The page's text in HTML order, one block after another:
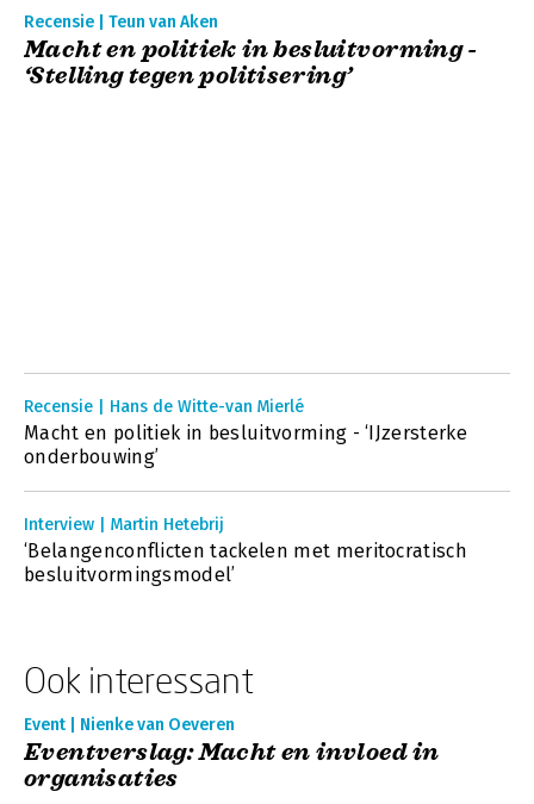
Recensie | Teun van Aken
Macht en politiek in besluitvorming -
‘Stelling tegen politisering’
Recensie | Hans de Witte-van Mierlé
Macht en politiek in besluitvorming - ‘IJzersterke
onderbouwing’
Interview | Martin Hetebrij
‘Belangenconflicten tackelen met meritocratisch
besluitvormingsmodel’
Ook interessant
Event | Nienke van Oeveren
Eventverslag: Macht en invloed in
organisaties